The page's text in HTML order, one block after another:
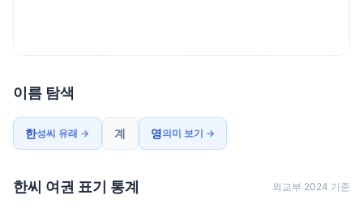
이름 탐색
한성씨 유래 → 계 영의미 보기 →
한씨 여권 표기 통계 외교부 2024 기준